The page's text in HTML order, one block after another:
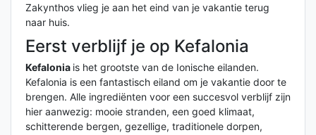
Zakynthos vlieg je aan het eind van je vakantie terug
naar huis.
Eerst verblijf je op Kefalonia
Kefalonia is het grootste van de Ionische eilanden.
Kefalonia is een fantastisch eiland om je vakantie door te
brengen. Alle ingrediënten voor een succesvol verblijf zijn
hier aanwezig: mooie stranden, een goed klimaat,
schitterende bergen, gezellige, traditionele dorpen,